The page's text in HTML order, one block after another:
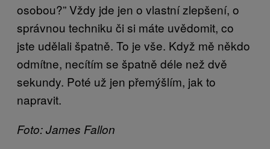
osobou?” Vždy jde jen o vlastní zlepšení, o
správnou techniku či si máte uvědomit, co
jste udělali špatně. To je vše. Když mě někdo
odmítne, necítím se špatně déle než dvě
sekundy. Poté už jen přemýšlím, jak to
napravit.
Foto: James Fallon